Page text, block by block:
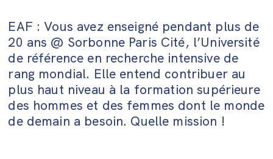
EAF : Vous avez enseigné pendant plus de
20 ans @ Sorbonne Paris Cité, l’Université
de référence en recherche intensive de
rang mondial. Elle entend contribuer au
plus haut niveau à la formation supérieure
des hommes et des femmes dont le monde
de demain a besoin. Quelle mission !